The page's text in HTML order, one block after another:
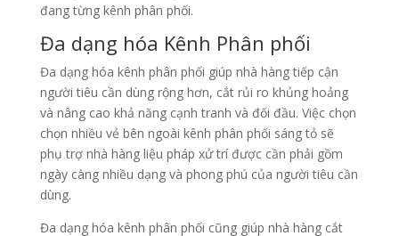
đang từng kênh phân phối.
Đa dạng hóa Kênh Phân phối
Đa dạng hóa kênh phân phối giúp nhà hàng tiếp cận
người tiêu cần dùng rộng hơn, cắt rủi ro khủng hoảng
và nâng cao khả năng cạnh tranh và đối đầu. Việc chọn
chọn nhiều vẻ bên ngoài kênh phân phối sáng tỏ sẽ
phụ trợ nhà hàng liệu pháp xử trí được cần phải gồm
ngày càng nhiều dạng và phong phú của người tiêu cần
dùng.
Đa dạng hóa kênh phân phối cũng giúp nhà hàng cắt